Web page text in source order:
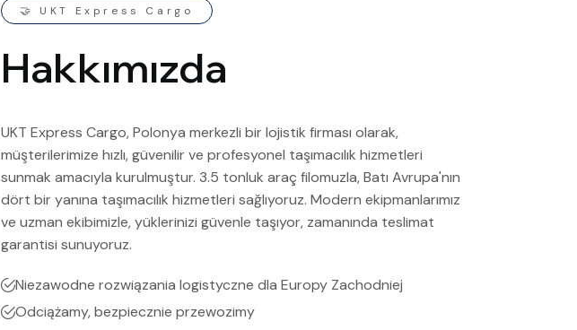
🤝 UKT Express Cargo
Hakkımızda
UKT Express Cargo, Polonya merkezli bir lojistik firması olarak,
müşterilerimize hızlı, güvenilir ve profesyonel taşımacılık hizmetleri
sunmak amacıyla kurulmuştur. 3.5 tonluk araç filomuzla, Batı Avrupa'nın
dört bir yanına taşımacılık hizmetleri sağlıyoruz. Modern ekipmanlarımız
ve uzman ekibimizle, yüklerinizi güvenle taşıyor, zamanında teslimat
garantisi sunuyoruz.
Niezawodne rozwiązania logistyczne dla Europy Zachodniej
Odciążamy, bezpiecznie przewozimy